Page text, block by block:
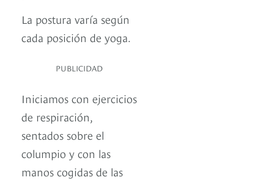
La postura varía según
cada posición de yoga.
PUBLICIDAD
Iniciamos con ejercicios
de respiración,
sentados sobre el
columpio y con las
manos cogidas de las